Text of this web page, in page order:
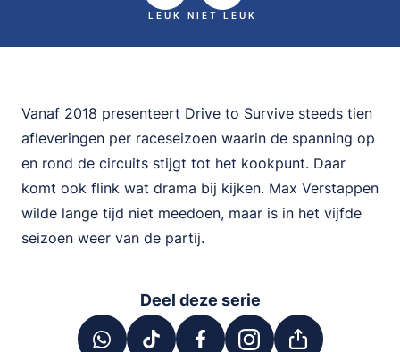
LEUK NIET LEUK
Vanaf 2018 presenteert Drive to Survive steeds tien
afleveringen per raceseizoen waarin de spanning op
en rond de circuits stijgt tot het kookpunt. Daar
komt ook flink wat drama bij kijken. Max Verstappen
wilde lange tijd niet meedoen, maar is in het vijfde
seizoen weer van de partij.
Deel deze serie